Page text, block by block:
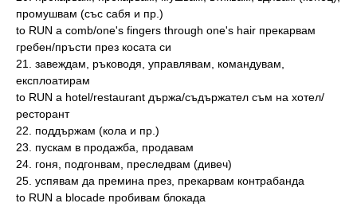
промушвам (със сабя и пр.)
to RUN a comb/one's fingers through one's hair прекарвам
гребен/пръсти през косата си
21. завеждам, ръководя, управлявам, командувам,
експлоатирам
to RUN a hotel/restaurant държа/съдържател съм на хотел/
ресторант
22. поддържам (кола и пр.)
23. пускам в продажба, продавам
24. гоня, подгонвам, преследвам (дивеч)
25. успявам да премина през, прекарвам контрабанда
to RUN a blocade пробивам блокада